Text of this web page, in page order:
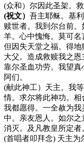
(众和）尔因此圣架。救
(祝文） 吾主耶稣。基
赎世者。我到尔台前
羊。心中愧悔。莫可
但因失天堂之福。得
大父。造成救赎我之
靠尔圣血功劳。我望真
阿们。
(献此神工）天主。我
情。求尔将此神功。相
我都愿得。一全赦为
中。亲友恩人。如尔
消灭。及凡教皇所定者
(首唱者叩拜念) 天主为